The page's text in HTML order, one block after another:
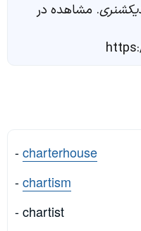
. مشاهده در
-charterhouse
-chartism
- chartist